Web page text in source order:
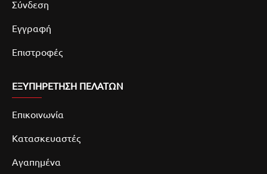
Σύνδεση
Εγγραφή
Επιστροφές
ΕΞΥΠΗΡΕΤΗΣΗ ΠΕΛΑΤΩΝ
Επικοινωνία
Κατασκευαστές
Αγαπημένα